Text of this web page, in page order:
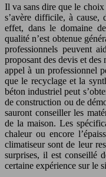
Il va sans dire que le choix
s’avère difficile, à cause,
effet, dans le domaine
qualité n’est obtenue
professionnels peuvent
proposant des devis et
appel à un professionnel
que le recyclage et la
béton industriel peut
de construction ou de
sauront conseiller les
de la maison. Les
chaleur ou encore
climatiseur sont de leur
surprises, il est conseillé
certaine expérience sur le